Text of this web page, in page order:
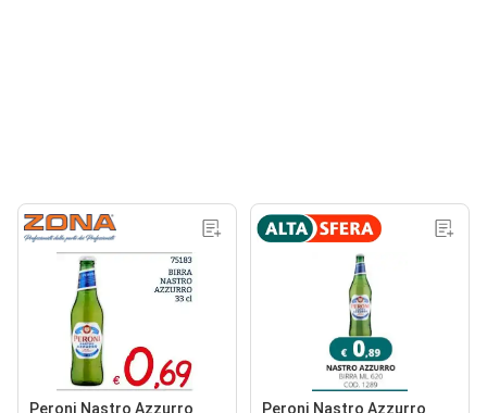
Peroni Nastro Azzurro Peroni Nastro Azzurro